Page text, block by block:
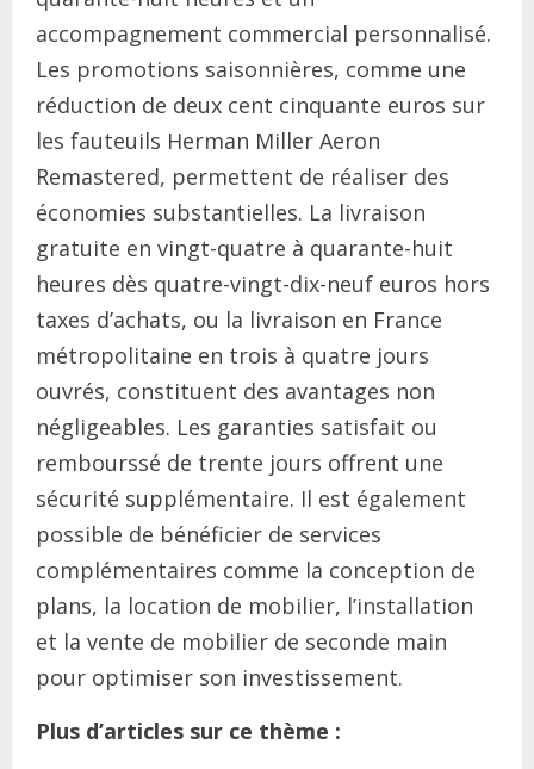
accompagnement commercial personnalisé.
Les promotions saisonnières, comme une
réduction de deux cent cinquante euros sur
les fauteuils Herman Miller Aeron
Remastered, permettent de réaliser des
économies substantielles. La livraison
gratuite en vingt-quatre à quarante-huit
heures dès quatre-vingt-dix-neuf euros hors
taxes d’achats, ou la livraison en France
métropolitaine en trois à quatre jours
ouvrés, constituent des avantages non
négligeables. Les garanties satisfait ou
rembourssé de trente jours offrent une
sécurité supplémentaire. Il est également
possible de bénéficier de services
complémentaires comme la conception de
plans, la location de mobilier, l’installation
et la vente de mobilier de seconde main
pour optimiser son investissement.
Plus d’articles sur ce thème :